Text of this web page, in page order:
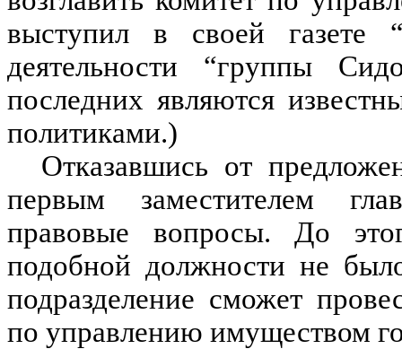
выступил в своей газете
деятельности “группы
последних являются
политиками.)
Отказавшись от
первым заместителем
правовые вопросы. До
подобной должности не
подразделение сможет
по управлению имуществом